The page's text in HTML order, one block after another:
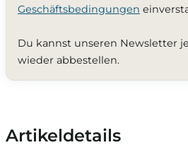
Geschäftsbedingungen
Du kannst unseren Newsletter
wieder abbestellen.
Artikeldetails